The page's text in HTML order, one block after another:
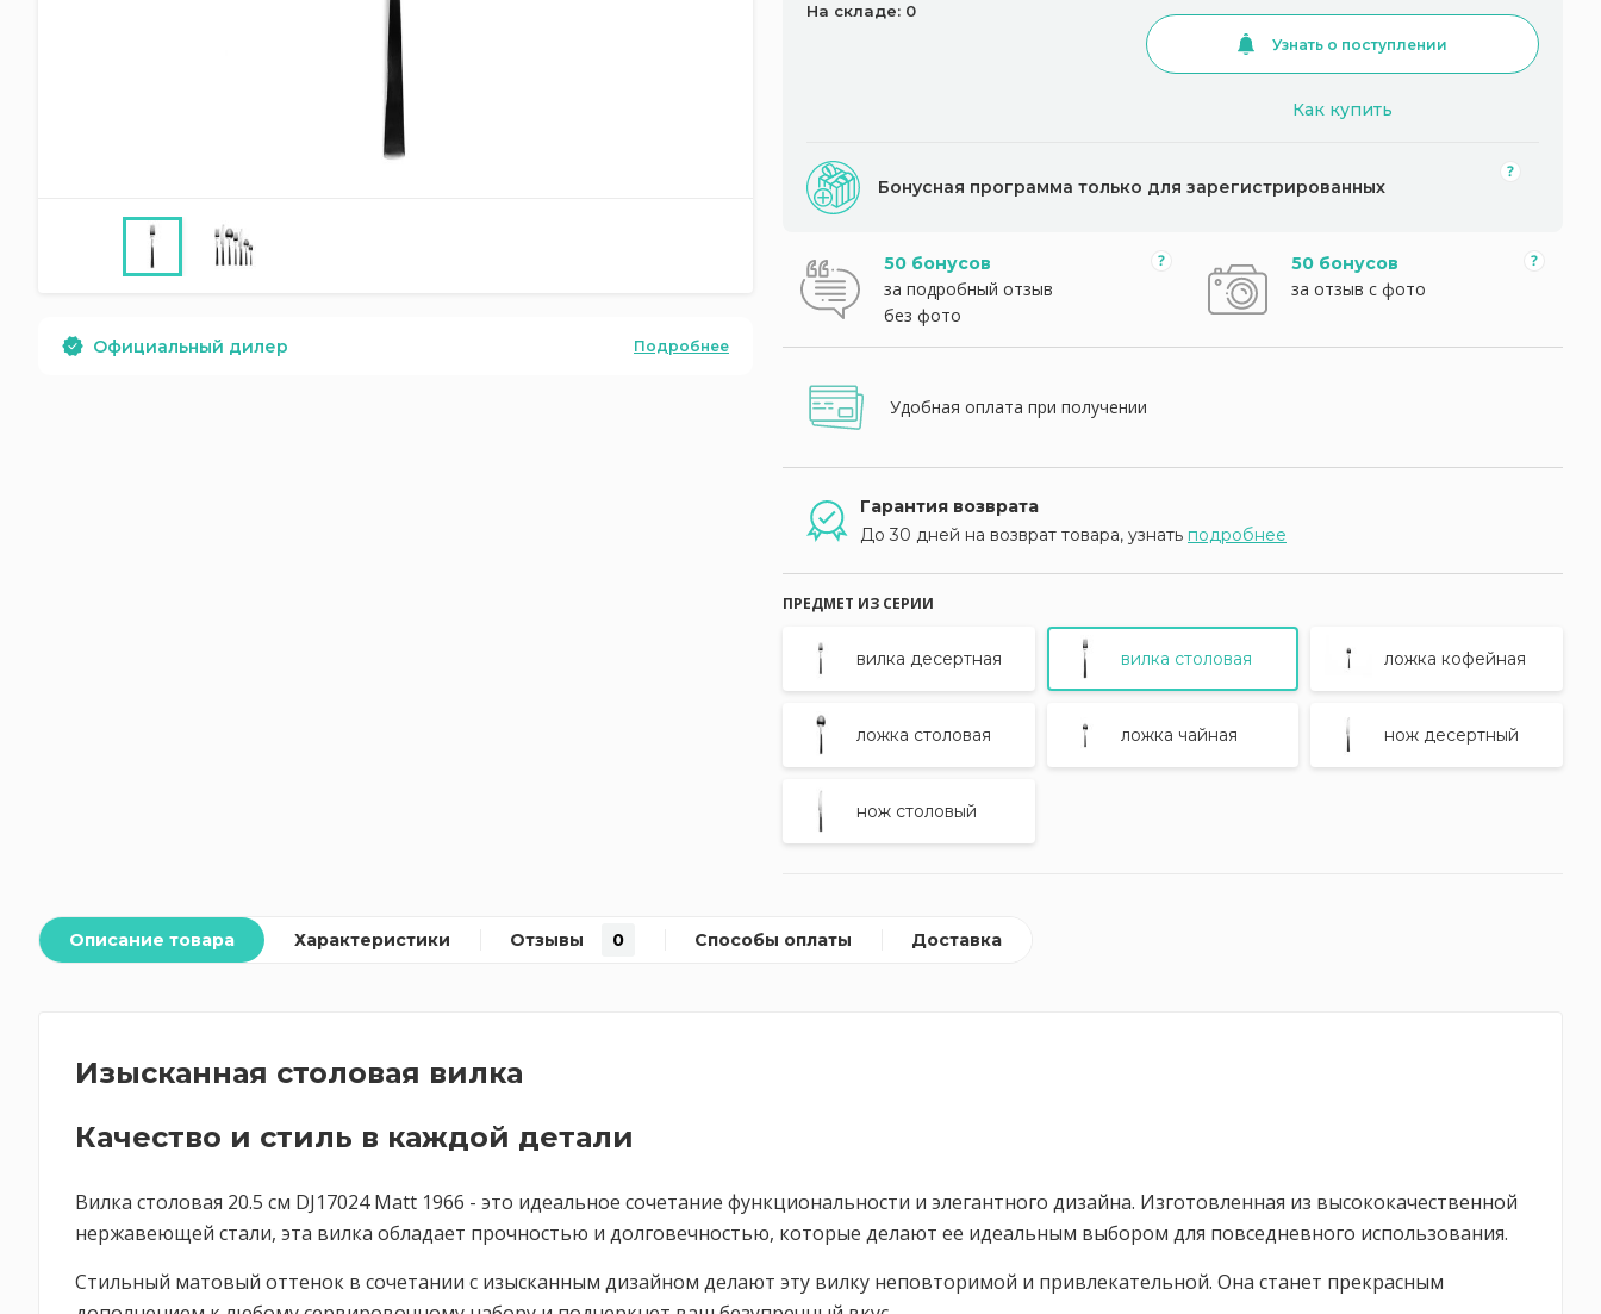
Официальный дилер Подробнее
На складе: 0
Узнать о поступлении
Как купить
Бонусная программа только для зарегистрированных
50 бонусов
за подробный отзыв
без фото
50 бонусов
за отзыв с фото
Удобная оплата при получении
Гарантия возврата
До 30 дней на возврат товара, узнать подробнее
ПРЕДМЕТ ИЗ СЕРИИ
вилка десертная вилка столовая ложка кофейная
ложка столовая ложка чайная нож десертный
нож столовый
Описание товара Характеристики Отзывы 0 Способы оплаты Доставка
Изысканная столовая вилка
Качество и стиль в каждой детали
Вилка столовая 20.5 см DJ17024 Matt 1966 - это идеальное сочетание функциональности и элегантного дизайна. Изготовленная из высококачественной
нержавеющей стали, эта вилка обладает прочностью и долговечностью, которые делают ее идеальным выбором для повседневного использования.
Стильный матовый оттенок в сочетании с изысканным дизайном делают эту вилку неповторимой и привлекательной. Она станет прекрасным